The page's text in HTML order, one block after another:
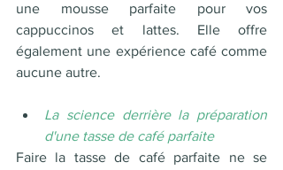
une mousse parfaite pour vos
cappuccinos et lattes. Elle offre
également une expérience café comme
aucune autre.
La science derrière la préparation
d'une tasse de café parfaite
Faire la tasse de café parfaite ne se